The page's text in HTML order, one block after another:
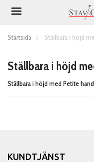
Startsida Ställbara i höjd
Ställbara i höjd
Ställbara i höjd med Petite
KUNDTJÄNST